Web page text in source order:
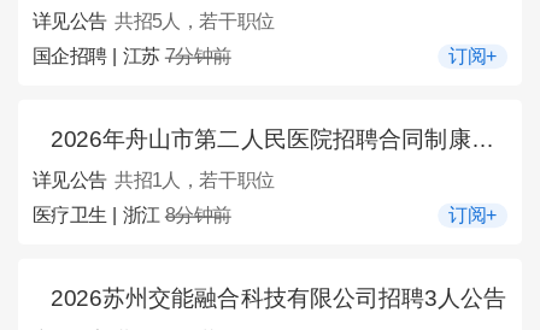
详见公告 共招5人，若干职位
国企招聘 | 江苏7分钟前 订阅+
2026年舟山市第二人民医院招聘合同制康复医学科医生1人公告
详见公告 共招1人，若干职位
医疗卫生 | 浙江8分钟前 订阅+
2026苏州交能融合科技有限公司招聘3人公告